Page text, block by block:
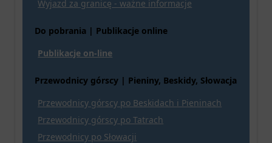
Wyjazd za granicę - ważne informacje
Do pobrania | Publikacje online
Publikacje on-line
Przewodnicy górscy | Pieniny, Beskidy, Słowacja
Przewodnicy górscy po Beskidach i Pieninach
Przewodnicy górscy po Tatrach
Przewodnicy po Słowacji